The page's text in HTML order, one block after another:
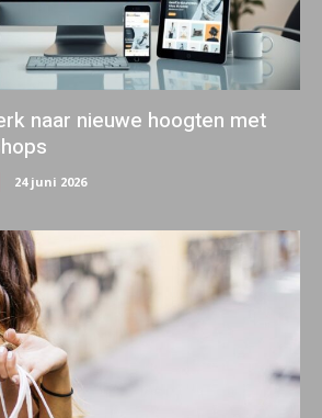
naar nieuwe hoogten met
24 juni 2026